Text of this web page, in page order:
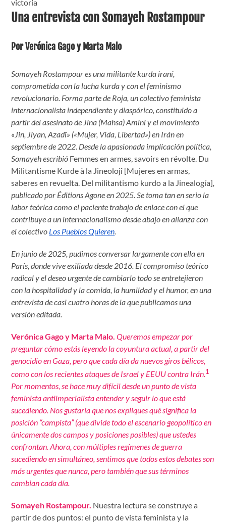
Una entrevista con Somayeh Rostampour
Por Verónica Gago y Marta Malo
Somayeh Rostampour es una militante kurda iraní,
comprometida con la lucha kurda y con el feminismo
revolucionario. Forma parte de Roja, un colectivo feminista
internacionalista independiente y diaspórico,constituido a
partir delasesinato de Jina (Mahsa) Amini yelmovimiento
«Jin, Jiyan, Azadî» («Mujer, Vida, Libertad») en Irán en
septiembre de 2022. Desde la apasionada implicación política,
Somayehescribió Femmes en armes, savoirs en révolte. Du
Militantisme Kurde à la Jineolojî [Mujeres en armas,
saberes en revuelta. Del militantismo kurdo a la Jinealogía],
publicado por Éditions Agone en 2025. Se toma tan en serio la
labor teórica como elpacientetrabajo de enlace con el que
contribuye a un internacionalismo desde abajoen alianza con
el colectivo Los Pueblos Quieren.
En junio de 2025, pudimos conversar largamente con ella en
París, donde vive exiliada desde 2016. Elcompromiso teórico
radical y el deseo urgente de cambiarlo todo se entretejieron
con la hospitalidad y la comida, la humildad y el humor, en una
entrevista de casi cuatro horas de la que publicamos una
versión editada.
Verónica Gago y Marta Malo. Queremos empezar por
preguntar cómo estás leyendo la coyuntura actual, a partir del
genocidio en Gaza, pero que cada día da nuevos giros bélicos,
como con los recientes ataques de Israel y EEUU contra Irán.1
Por momentos, se hace muy difícil desde un punto de vista
feminista antiimperialista entender y seguir lo que está
sucediendo. Nos gustaría que nos expliques qué significa la
posición “campista” (que divide todo el escenario geopolítico en
únicamente dos campos y posiciones posibles) que ustedes
confrontan. Ahora, con múltiples regímenes de guerra
sucediendo en simultáneo, sentimos que todos estos debates son
más urgentes que nunca, pero también que sus términos
cambian cada día.
Somayeh Rostampour. Nuestra lectura se construye a
partir de dos puntos: el punto de vista feminista y la